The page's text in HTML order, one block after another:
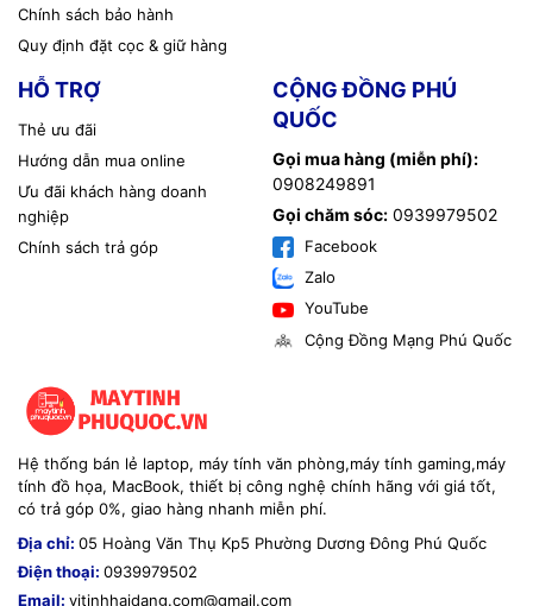
Chính sách bảo hành
Quy định đặt cọc & giữ hàng
HỖ TRỢ
Thẻ ưu đãi
Hướng dẫn mua online
Ưu đãi khách hàng doanh
nghiệp
Chính sách trả góp
CỘNG ĐỒNG PHÚ
QUỐC
Gọi mua hàng (miễn phí):
0908249891
Gọi chăm sóc: 0939979502
Facebook
Zalo
YouTube
Cộng Đồng Mạng Phú Quốc
Hệ thống bán lẻ laptop, máy tính văn phòng,máy tính gaming,máy
tính đồ họa, MacBook, thiết bị công nghệ chính hãng với giá tốt,
có trả góp 0%, giao hàng nhanh miễn phí.
Địa chỉ: 05 Hoàng Văn Thụ Kp5 Phường Dương Đông Phú Quốc
Điện thoại: 0939979502
Email: vitinhhaidang.com@gmail.com